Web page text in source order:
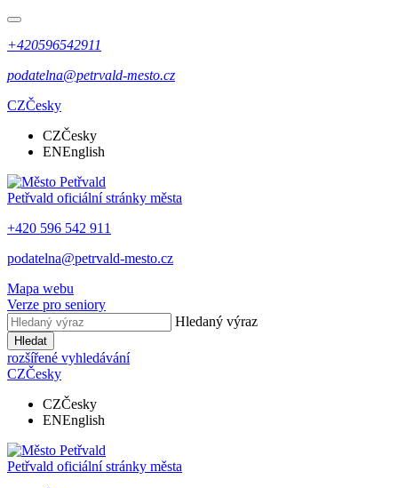
+420596542911
podatelna@petrvald-mesto.cz
CZČesky
CZČesky
ENEnglish
Petřvald oficiální stránky města
+420 596 542 911
podatelna@petrvald-mesto.cz
Mapa webu
Verze pro seniory
Hledaný výraz
Hledat
rozšířené vyhledávání
CZČesky
CZČesky
ENEnglish
Petřvald oficiální stránky města